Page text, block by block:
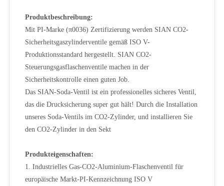
Produktbeschreibung:
Mit PI-Marke (π0036) Zertifizierung werden SIAN CO2-
Sicherheitsgaszylinderventile gemäß ISO V-
Produktionsstandard hergestellt. SIAN CO2-
Steuerungsgasflaschenventile machen in der
Sicherheitskontrolle einen guten Job.
Das SIAN-Soda-Ventil ist ein professionelles sicheres Ventil,
das die Drucksicherung super gut hält! Durch die Installation
unseres Soda-Ventils im CO2-Zylinder, und installieren Sie
den CO2-Zylinder in den Sekt
Produkteigenschaften:
1. Industrielles Gas-CO2-Aluminium-Flaschenventil für
europäische Markt-PI-Kennzeichnung ISO V